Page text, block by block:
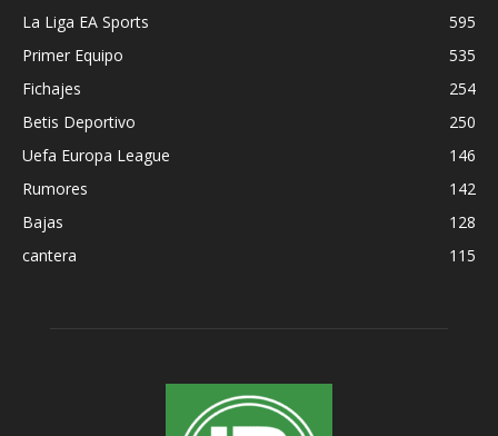
La Liga EA Sports
595
Primer Equipo
535
Fichajes
254
Betis Deportivo
250
Uefa Europa League
146
Rumores
142
Bajas
128
cantera
115